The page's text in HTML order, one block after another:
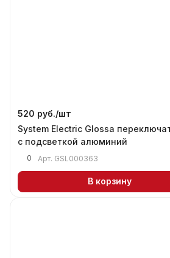
520 руб./шт
System Electric Glossa
с подсветкой алюминий
0 Арт. GSL000363
В корзину